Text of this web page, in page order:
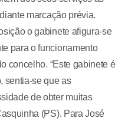
marcação prévia.
o gabinete afigura-se
para o funcionamento
concelho. “Este gabinete é
sentia-se que as
de obter muitas
(PS). Para José